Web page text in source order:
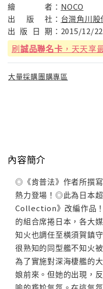
繪
者： NOCO
出
版 社： 台灣角川
出 版 日 期： 2015/12/22
刷誠品聯名卡 ，天天享
大量採購團購專區
內容簡介
◎《肯普法》作者所撰
熱力登場！◎此為日本
Collection》改編作品
的組合席捲日本，各大
知火也調任至橫須賀鎮
很熟知的同型艦不知火
為了實施對深海棲艦的
娘前來。但她的出現，